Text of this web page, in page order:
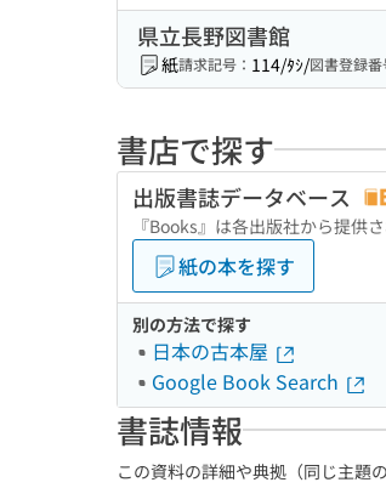
県立長野図書館
紙請求記号： 114/ﾀｼ/図書登録番
書店で探す
出版書誌データベース
『Books』は各出版社から提供
紙の本を探す
別の方法で探す
日本の古本屋
Google Book Search
書誌情報
この資料の詳細や典拠（同じ主題